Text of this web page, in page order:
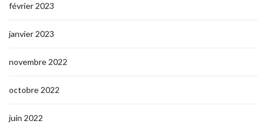
février 2023
janvier 2023
novembre 2022
octobre 2022
juin 2022